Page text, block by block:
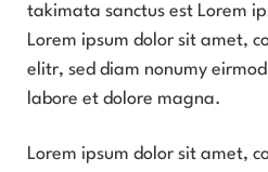
takimata sanctus est Lorem
Lorem ipsum dolor sit amet,
elitr, sed diam nonumy
labore et dolore magna.
Lorem ipsum dolor sit amet,